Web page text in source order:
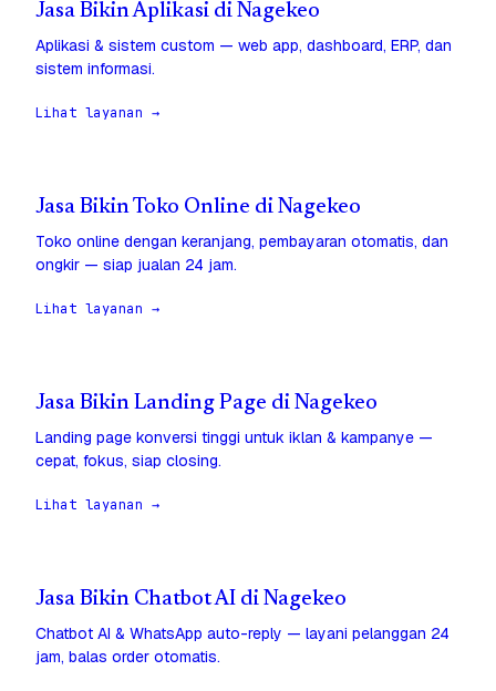
Jasa Bikin Aplikasi di Nagekeo
Aplikasi & sistem custom — web app, dashboard, ERP, dan
sistem informasi.
Lihat layanan →
Jasa Bikin Toko Online di Nagekeo
Toko online dengan keranjang, pembayaran otomatis, dan
ongkir — siap jualan 24 jam.
Lihat layanan →
Jasa Bikin Landing Page di Nagekeo
Landing page konversi tinggi untuk iklan & kampanye —
cepat, fokus, siap closing.
Lihat layanan →
Jasa Bikin Chatbot AI di Nagekeo
Chatbot AI & WhatsApp auto-reply — layani pelanggan 24
jam, balas order otomatis.